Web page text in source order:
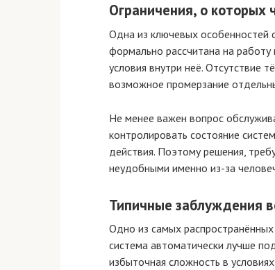
Ограничения, о которых
Одна из ключевых особенностей
формально рассчитана на
условия внутри неё. Отсутствие
возможное промерзание
Не менее важен вопрос
контролировать состояние
действия. Поэтому решения,
неудобными именно из-за
Типичные заблуждения
Одно из самых
система автоматически лучше
избыточная сложность в